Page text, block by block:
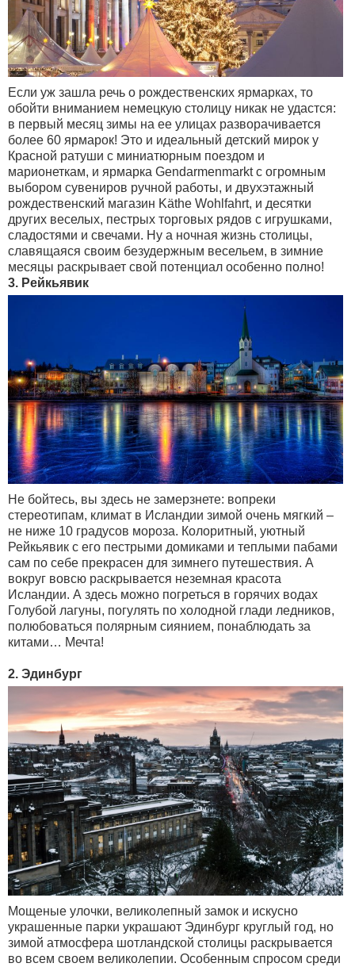
Если уж зашла речь о рождественских ярмарках, то
обойти вниманием немецкую столицу никак не удастся:
в первый месяц зимы на ее улицах разворачивается
более 60 ярмарок! Это и идеальный детский мирок у
Красной ратуши с миниатюрным поездом и
марионеткам, и ярмарка Gendarmenmarkt с огромным
выбором сувениров ручной работы, и двухэтажный
рождественский магазин Käthe Wohlfahrt, и десятки
других веселых, пестрых торговых рядов с игрушками,
сладостями и свечами. Ну а ночная жизнь столицы,
славящаяся своим безудержным весельем, в зимние
месяцы раскрывает свой потенциал особенно полно!
3. Рейкьявик
Не бойтесь, вы здесь не замерзнете: вопреки
стереотипам, климат в Исландии зимой очень мягкий –
не ниже 10 градусов мороза. Колоритный, уютный
Рейкьявик с его пестрыми домиками и теплыми пабами
сам по себе прекрасен для зимнего путешествия. А
вокруг вовсю раскрывается неземная красота
Исландии. А здесь можно погреться в горячих водах
Голубой лагуны, погулять по холодной глади ледников,
полюбоваться полярным сиянием, понаблюдать за
китами… Мечта!
2. Эдинбург
Мощеные улочки, великолепный замок и искусно
украшенные парки украшают Эдинбург круглый год, но
зимой атмосфера шотландской столицы раскрывается
во всем своем великолепии. Особенным спросом среди